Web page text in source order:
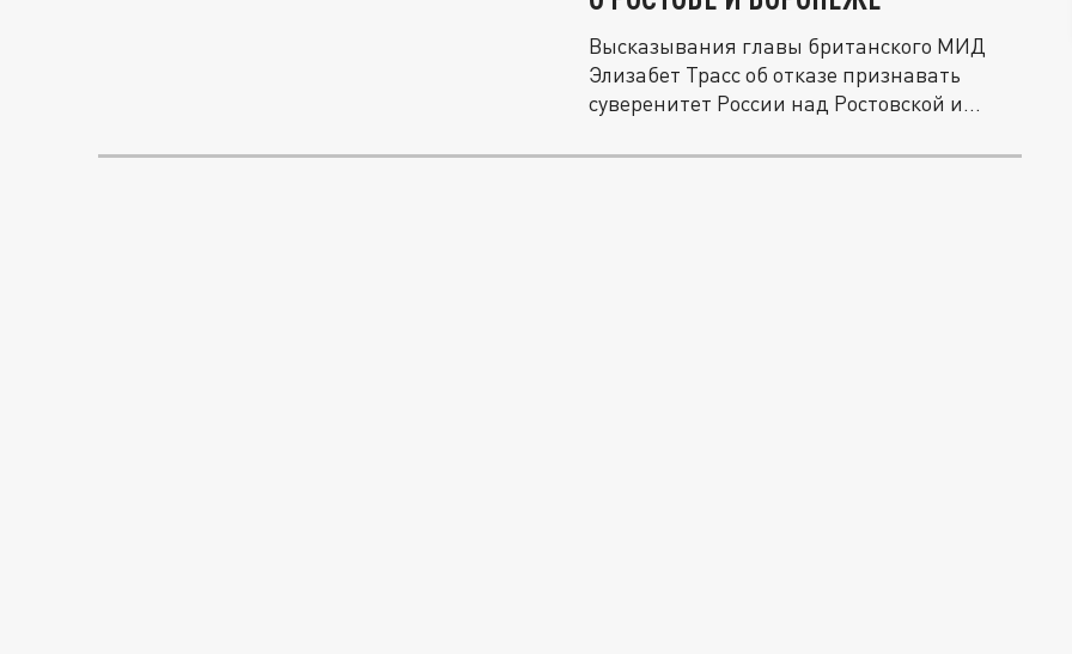
Высказывания главы британского МИД
Элизабет Трасс об отказе признавать
суверенитет России над Ростовской и...